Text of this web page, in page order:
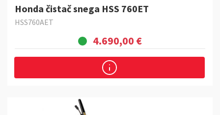
Honda čistač snega HSS 760ET
HSS760AET
4.690,00 €